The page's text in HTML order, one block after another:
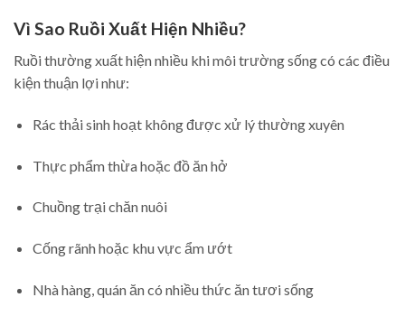
Vì Sao Ruồi Xuất Hiện Nhiều?
Ruồi thường xuất hiện nhiều khi môi trường sống có các điều
kiện thuận lợi như:
Rác thải sinh hoạt không được xử lý thường xuyên
Thực phẩm thừa hoặc đồ ăn hở
Chuồng trại chăn nuôi
Cống rãnh hoặc khu vực ẩm ướt
Nhà hàng, quán ăn có nhiều thức ăn tươi sống